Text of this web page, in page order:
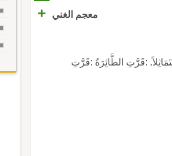
معجم الغني +
:قَرَّتِ الطَّائِرَةُ :قَرَّتِ